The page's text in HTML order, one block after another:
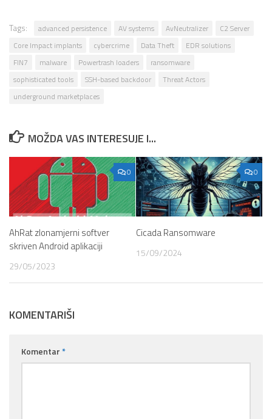
Tags: advanced persistence AV systems AvNeutralizer
C2 Server
Core Impact implants
cybercrime Data Theft
EDR solutions
FIN7
malware Powertrash loaders
ransomware
sophisticated tools
SSH-based backdoor
Threat Actors
underground marketplaces
MOŽDA VAS INTERESUJE I...
0
AhRat zlonamjerni softver
skriven Android aplikaciji
29/05/2023
0
Cicada Ransomware
15/09/2024
KOMENTARIŠI
Komentar *